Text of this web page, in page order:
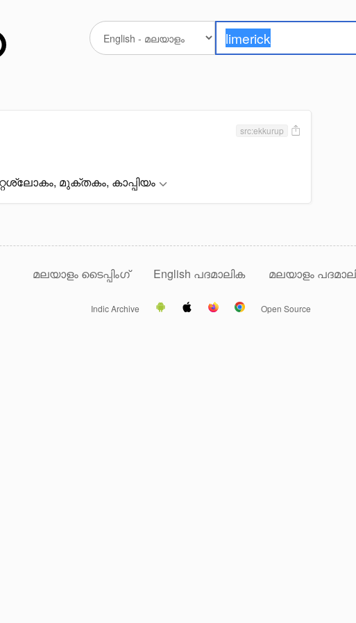
src:ekkurup
മുക്തകം, കാപ്പിയം
മലയാളം ടൈപ്പിംഗ് English പദമാലിക മലയാളം
Indic Archive Open Source